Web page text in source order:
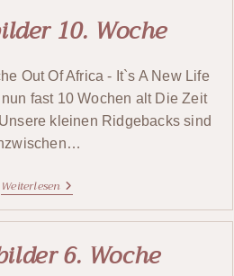
10. Woche
Out Of Africa - It`s A New Life
fast 10 Wochen alt Die Zeit
kleinen Ridgebacks sind
Weiterlesen
6. Woche